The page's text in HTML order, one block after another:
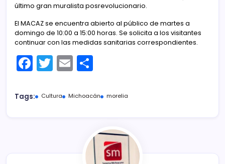
último gran muralista posrevolucionario.
El MACAZ se encuentra abierto al público de martes a
domingo de 10:00 a 15:00 horas. Se solicita a los visitantes
continuar con las medidas sanitarias correspondientes.
F
c
T
itt
E
ai m
ar
tir
Tags: Cultura Michoacán morelia